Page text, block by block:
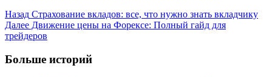
Post
Navigation
Назад Страхование вкладов: все, что нужно знать вкладчику
Далее Движение цены на Форексе: Полный гайд для
трейдеров
Больше историй